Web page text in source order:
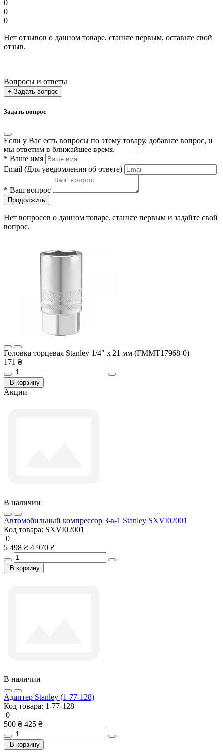
0
0
0
Нет отзывов о данном товаре, станьте первым, оставьте свой
отзыв.
Вопросы и ответы
+ Задать вопрос
Задать вопрос
Если у Вас есть вопросы по этому товару, добавьте вопрос, и
мы ответим в ближайшее время.
* Ваше имя
Email (Для уведомления об ответе)
* Ваш вопрос
Продолжить
Нет вопросов о данном товаре, станьте первым и задайте свой
вопрос.
Головка торцевая Stanley 1/4" х 21 мм (FMMT17968-0)
171 ₴
В корзину
Акции
В наличии
Автомобильный компрессор 3-в-1 Stanley SXVI02001
Код товара: SXVI02001
0
5 498 ₴ 4 970 ₴
В корзину
В наличии
Адаптер Stanley (1-77-128)
Код товара: 1-77-128
0
500 ₴ 425 ₴
В корзину